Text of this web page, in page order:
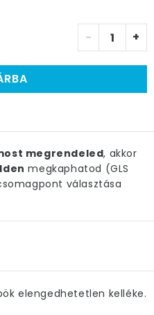
- +
megrendeled, akkor
megkaphatod (GLS
választása
elengedhetetlen kelléke.